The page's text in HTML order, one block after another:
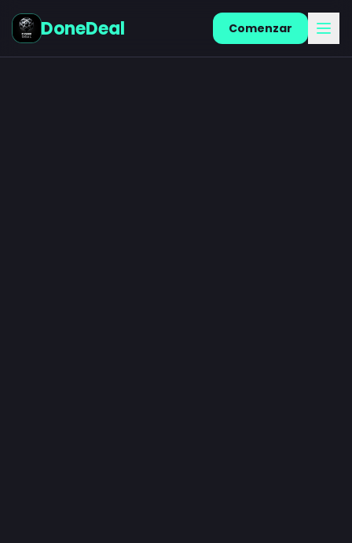
DoneDeal Comenzar